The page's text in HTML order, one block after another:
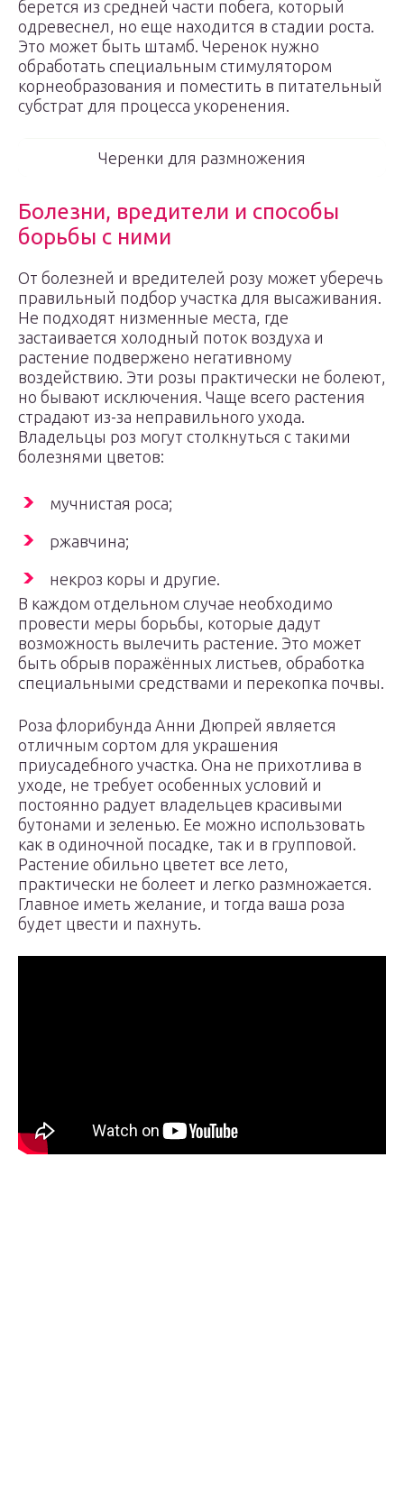
берется из средней части побега, который
одревеснел, но еще находится в стадии роста.
Это может быть штамб. Черенок нужно
обработать специальным стимулятором
корнеобразования и поместить в питательный
субстрат для процесса укоренения.
Черенки для размножения
Болезни, вредители и способы
борьбы с ними
От болезней и вредителей розу может уберечь
правильный подбор участка для высаживания.
Не подходят низменные места, где
застаивается холодный поток воздуха и
растение подвержено негативному
воздействию. Эти розы практически не болеют,
но бывают исключения. Чаще всего растения
страдают из-за неправильного ухода.
Владельцы роз могут столкнуться с такими
болезнями цветов:
мучнистая роса;
ржавчина;
некроз коры и другие.
В каждом отдельном случае необходимо
провести меры борьбы, которые дадут
возможность вылечить растение. Это может
быть обрыв поражённых листьев, обработка
специальными средствами и перекопка почвы.
Роза флорибунда Анни Дюпрей является
отличным сортом для украшения
приусадебного участка. Она не прихотлива в
уходе, не требует особенных условий и
постоянно радует владельцев красивыми
бутонами и зеленью. Ее можно использовать
как в одиночной посадке, так и в групповой.
Растение обильно цветет все лето,
практически не болеет и легко размножается.
Главное иметь желание, и тогда ваша роза
будет цвести и пахнуть.